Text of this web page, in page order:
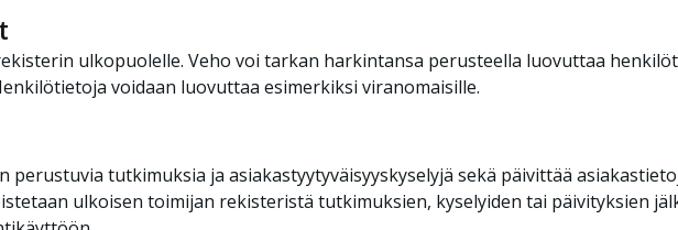
ulkopuolelle. Veho voi tarkan harkintansa perusteella luovuttaa
voidaan luovuttaa esimerkiksi viranomaisille.
tutkimuksia ja asiakastyytyväisyyskyselyjä sekä päivittää
ulkoisen toimijan rekisteristä tutkimuksien, kyselyiden tai päivityksien